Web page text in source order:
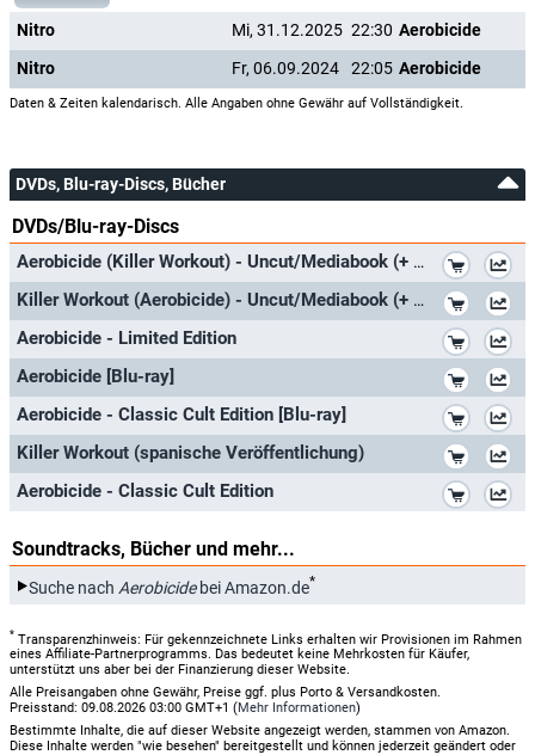
Nitro Mi, 31.12.2025 22:30 Aerobicide
Nitro
Fr, 06.09.2024 22:05 Aerobicide
Daten & Zeiten kalendarisch. Alle Angaben ohne Gewähr auf Vollständigkeit.
DVDs, Blu-ray-Discs, Bücher
DVDs/Blu-ray-Discs
Aerobicide (Killer Workout) - Uncut/Mediabook (+ DVD) [Blu-ray] [Limited Edition]
Killer Workout (Aerobicide) - Uncut/Mediabook (+ DVD) [Blu-ray] [Limited Edition]
Aerobicide - Limited Edition
Aerobicide [Blu-ray]
Aerobicide - Classic Cult Edition [Blu-ray]
Killer Workout (spanische Veröffentlichung)
Aerobicide - Classic Cult Edition
Soundtracks, Bücher und mehr...
Suche nach Aerobicidebei Amazon.de*
* Transparenzhinweis: Für gekennzeichnete Links erhalten wir Provisionen im Rahmen
eines Affiliate-Partnerprogramms. Das bedeutet keine Mehrkosten für Käufer,
unterstützt uns aber bei der Finanzierung dieser Website.
Alle Preisangaben ohne Gewähr, Preise ggf. plus Porto & Versandkosten.
Preisstand: 09.08.2026 03:00 GMT+1 (Mehr Informationen)
Bestimmte Inhalte, die auf dieser Website angezeigt werden, stammen von Amazon.
Diese Inhalte werden "wie besehen" bereitgestellt und können jederzeit geändert oder